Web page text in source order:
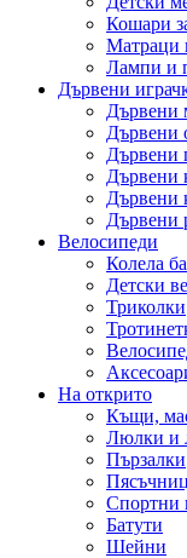
Кошари
Матраци
Лампи и
Дървени
Дървени
Дървени
Дървени
Дървени
Дървени
Дървени
Велосипеди
Колела
Детски
Триколки
На открито
Къщи,
Люлки и
Пързалки
Спортни
Батути
Шейни